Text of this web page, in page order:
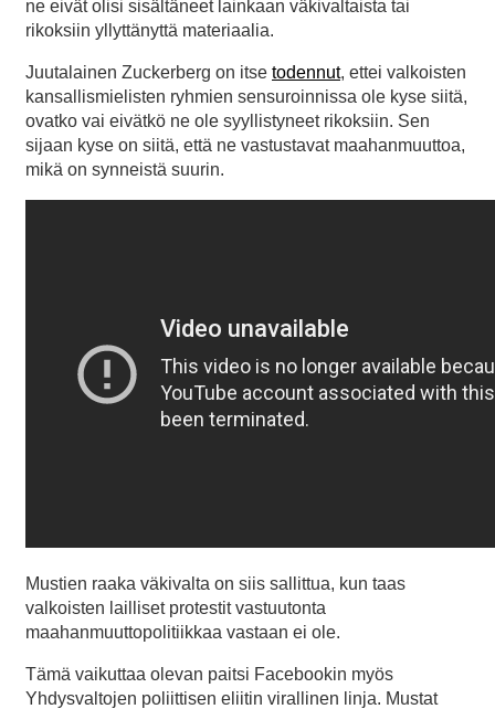
ne eivät olisi sisältäneet lainkaan väkivaltaista tai
rikoksiin yllyttänyttä materiaalia.
Juutalainen Zuckerberg on itse todennut, ettei valkoisten
kansallismielisten ryhmien sensuroinnissa ole kyse siitä,
ovatko vai eivätkö ne ole syyllistyneet rikoksiin. Sen
sijaan kyse on siitä, että ne vastustavat maahanmuuttoa,
mikä on synneistä suurin.
Mustien raaka väkivalta on siis sallittua, kun taas
valkoisten lailliset protestit vastuutonta
maahanmuuttopolitiikkaa vastaan ei ole.
Tämä vaikuttaa olevan paitsi Facebookin myös
Yhdysvaltojen poliittisen eliitin virallinen linja. Mustat